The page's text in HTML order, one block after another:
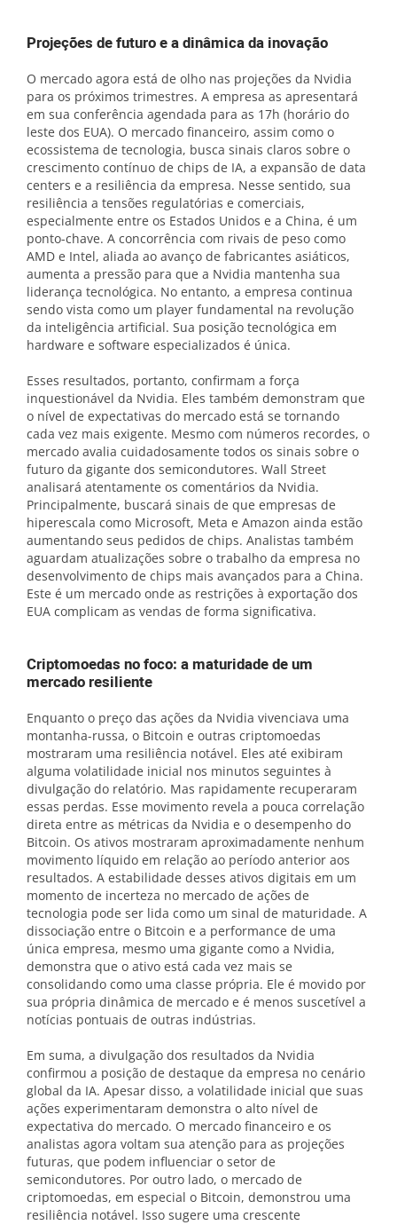
Projeções de futuro e a dinâmica da inovação
O mercado agora está de olho nas projeções da Nvidia
para os próximos trimestres. A empresa as apresentará
em sua conferência agendada para as 17h (horário do
leste dos EUA). O mercado financeiro, assim como o
ecossistema de tecnologia, busca sinais claros sobre o
crescimento contínuo de chips de IA, a expansão de data
centers e a resiliência da empresa. Nesse sentido, sua
resiliência a tensões regulatórias e comerciais,
especialmente entre os Estados Unidos e a China, é um
ponto-chave. A concorrência com rivais de peso como
AMD e Intel, aliada ao avanço de fabricantes asiáticos,
aumenta a pressão para que a Nvidia mantenha sua
liderança tecnológica. No entanto, a empresa continua
sendo vista como um player fundamental na revolução
da inteligência artificial. Sua posição tecnológica em
hardware e software especializados é única.
Esses resultados, portanto, confirmam a força
inquestionável da Nvidia. Eles também demonstram que
o nível de expectativas do mercado está se tornando
cada vez mais exigente. Mesmo com números recordes, o
mercado avalia cuidadosamente todos os sinais sobre o
futuro da gigante dos semicondutores. Wall Street
analisará atentamente os comentários da Nvidia.
Principalmente, buscará sinais de que empresas de
hiperescala como Microsoft, Meta e Amazon ainda estão
aumentando seus pedidos de chips. Analistas também
aguardam atualizações sobre o trabalho da empresa no
desenvolvimento de chips mais avançados para a China.
Este é um mercado onde as restrições à exportação dos
EUA complicam as vendas de forma significativa.
Criptomoedas no foco: a maturidade de um
mercado resiliente
Enquanto o preço das ações da Nvidia vivenciava uma
montanha-russa, o Bitcoin e outras criptomoedas
mostraram uma resiliência notável. Eles até exibiram
alguma volatilidade inicial nos minutos seguintes à
divulgação do relatório. Mas rapidamente recuperaram
essas perdas. Esse movimento revela a pouca correlação
direta entre as métricas da Nvidia e o desempenho do
Bitcoin. Os ativos mostraram aproximadamente nenhum
movimento líquido em relação ao período anterior aos
resultados. A estabilidade desses ativos digitais em um
momento de incerteza no mercado de ações de
tecnologia pode ser lida como um sinal de maturidade. A
dissociação entre o Bitcoin e a performance de uma
única empresa, mesmo uma gigante como a Nvidia,
demonstra que o ativo está cada vez mais se
consolidando como uma classe própria. Ele é movido por
sua própria dinâmica de mercado e é menos suscetível a
notícias pontuais de outras indústrias.
Em suma, a divulgação dos resultados da Nvidia
confirmou a posição de destaque da empresa no cenário
global da IA. Apesar disso, a volatilidade inicial que suas
ações experimentaram demonstra o alto nível de
expectativa do mercado. O mercado financeiro e os
analistas agora voltam sua atenção para as projeções
futuras, que podem influenciar o setor de
semicondutores. Por outro lado, o mercado de
criptomoedas, em especial o Bitcoin, demonstrou uma
resiliência notável. Isso sugere uma crescente